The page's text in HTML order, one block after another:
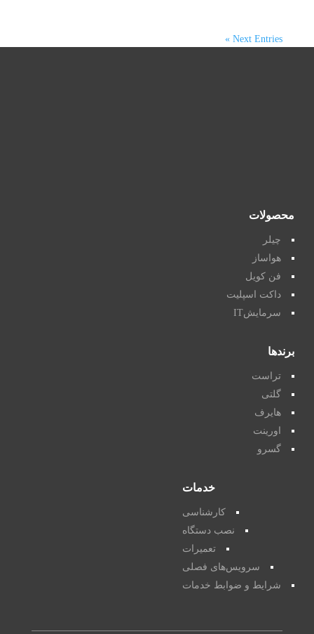
Next Entries »
محصولات
چیلر
هواساز
فن کویل
داکت اسپلیت
سرمایشIT
برندها
تراست
گلتی
هایرف
اورینت
گسرو
خدمات
کارشناسی
نصب دستگاه
تعمیرات
سرویس‌های فصلی
شرایط و ضوابط خدمات